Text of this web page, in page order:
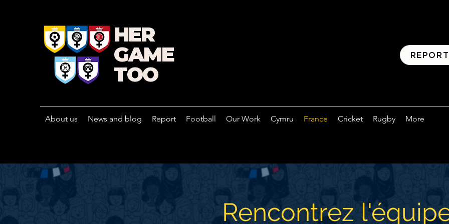
HER
GAME
TOO
REPORT
About us News and blog Report Football Our Work Cymru France Cricket Rugby More
Rencontrez